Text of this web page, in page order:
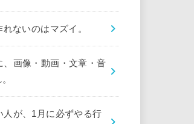
ないのはマズイ。
、画像・動画・文章・音
人が、1月に必ずやる行